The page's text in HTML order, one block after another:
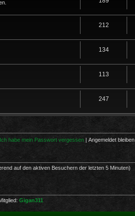
212
134
113
247
Ich habe mein Passwort vergessen Angemeldet bleiben
auf den aktiven Besuchern der letzten 5 Minuten)
Gigan311